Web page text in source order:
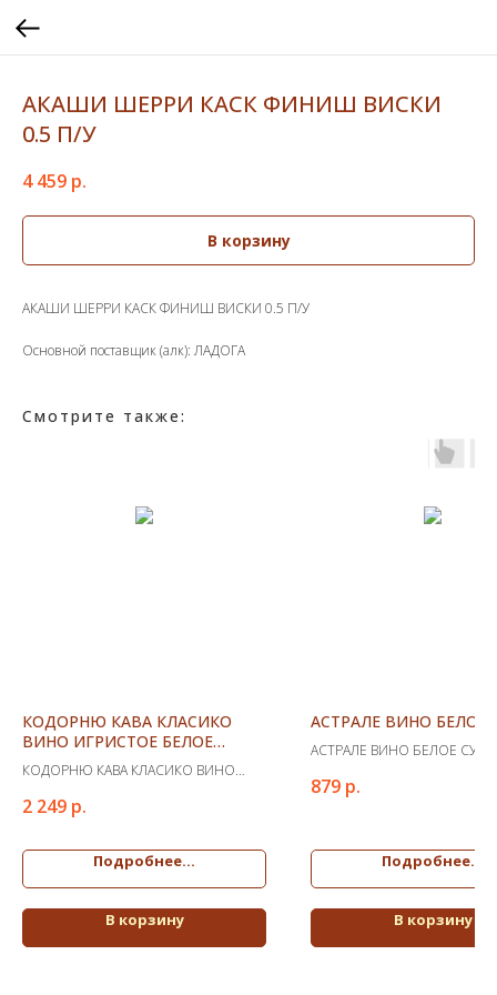
АКАШИ ШЕРРИ КАСК ФИНИШ ВИСКИ
0.5 П/У
4 459 р.
В корзину
АКАШИ ШЕРРИ КАСК ФИНИШ ВИСКИ 0.5 П/У
Основной поставщик (алк): ЛАДОГА
Смотрите также:
КОДОРНЮ КАВА КЛАСИКО
ВИНО ИГРИСТОЕ БЕЛОЕ
БРЮТ(КЕ)
КОДОРНЮ КАВА КЛАСИКО ВИНО
2 249 р.
Подробнее...
В корзину
АСТРАЛЕ ВИНО БЕЛОЕ
АСТРАЛЕ ВИНО БЕЛОЕ
879 р.
Подробнее...
В корзину